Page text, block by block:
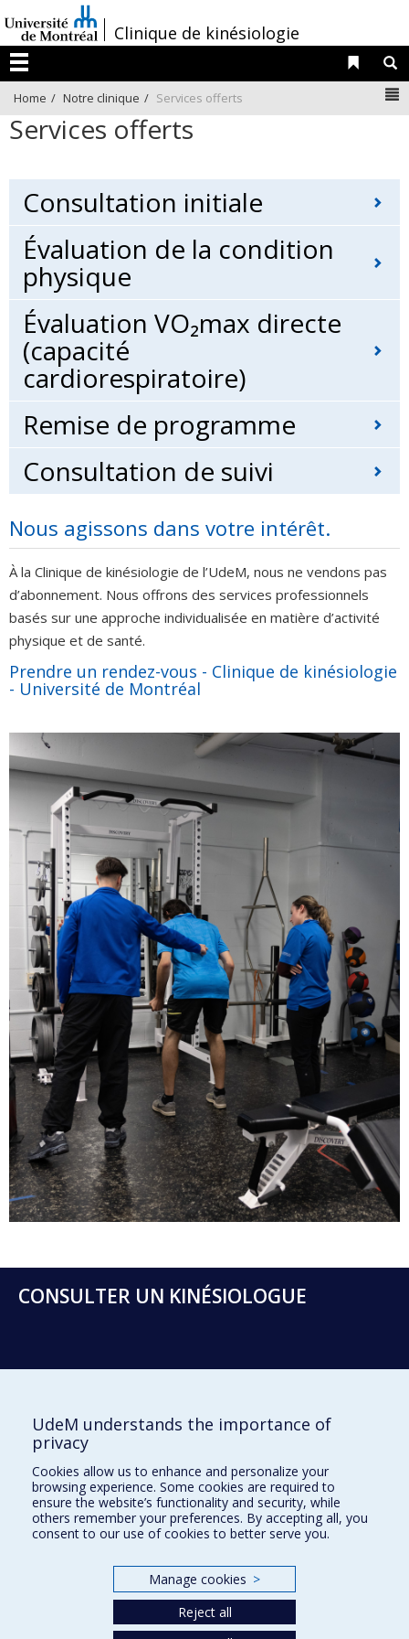
au
contenu
/
Clinique de kinésiologie
Menu
Liens
Home Notre clinique Services offerts
Services offerts
Consultation initiale
Évaluation de la condition
physique
Évaluation VO₂max directe
(capacité
cardiorespiratoire)
Remise de programme
Consultation de suivi
Nous agissons dans votre intérêt.
À la Clinique de kinésiologie de l’UdeM, nous ne vendons pas
d’abonnement. Nous offrons des services professionnels
basés sur une approche individualisée en matière d’activité
physique et de santé.
Prendre un rendez-vous - Clinique de kinésiologie
- Université de Montréal
CONSULTER UN KINÉSIOLOGUE
Prenez un rendez-vous
Clinique de kinésiologie
2100, boul. Édouard-Montpetit
Montréal (Québec) H3T 1J4
cliniquekinesio@umontreal.ca
Suivez-nous sur Facebook
UdeM understands the importance of
privacy
Cookies allow us to enhance and personalize your
browsing experience. Some cookies are required to
ensure the website’s functionality and security, while
others remember your preferences. By accepting all, you
consent to our use of cookies to better serve you.
Manage cookies >
Reject all